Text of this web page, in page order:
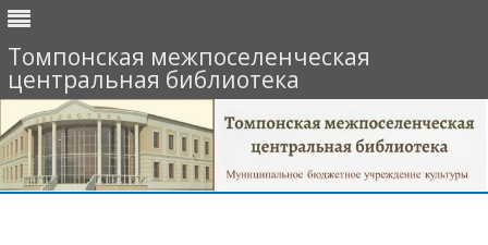
Томпонская межпоселенческая
центральная библиотека